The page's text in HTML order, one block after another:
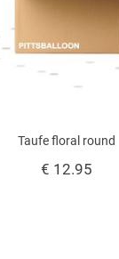
Taufe floral round
€ 12.95